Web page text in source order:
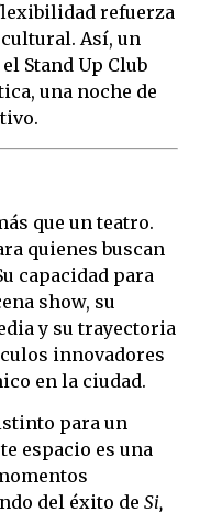
refuerza
Así, un
el Stand Up Club
una noche de
que un teatro.
quienes buscan
capacidad para
show, su
y su trayectoria
innovadores
en la ciudad.
para un
espacio es una
del éxito de Si,